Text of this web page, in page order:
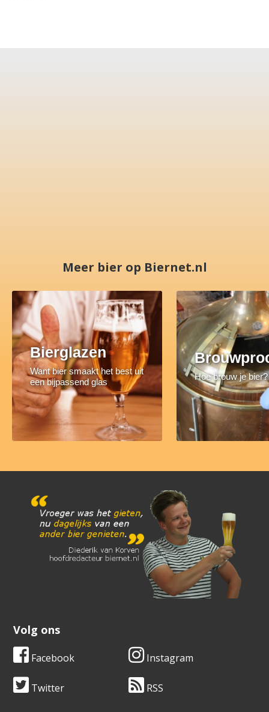
Meer bier op Biernet.nl
Bierglazen
Want bier smaakt het best uit
een bijpassend glas
Hoe brouw je bier?
Volg ons
Facebook Instagram
Twitter RSS